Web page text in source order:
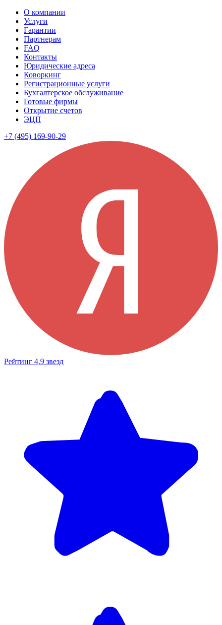
О компании
Услуги
Гарантии
Партнерам
FAQ
Контакты
Юридические адреса
Коворкинг
Регистрационные услуги
Бухгалтерское обслуживание
Готовые фирмы
Открытие счетов
ЭЦП
+7 (495) 169-90-29
Рейтинг 4,9 звезд